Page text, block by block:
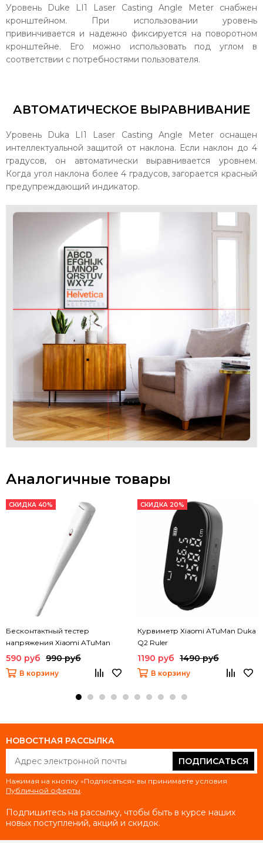
Уровень Duke LI1 Laser Casting Angle Meter снабжен
кронштейном. При использовании уровень
привинчивается и надежно фиксируется на поворотном
кронштейне. Его можно использовать под углом в
соответствии с потребностями пользователя.
АВТОМАТИЧЕСКОЕ ВЫРАВНИВАНИЕ
Уровень Duka LI1 Laser Casting Angle Meter оснащен
интеллектуальной защитой от наклона. Если наклон до 4
градусов, он автоматически выравнивается уровнем.
Когда угол наклона более 4 градусов, загорается красный
предупреждающий индикатор.
Аналогичные товары
СКИДКА 40%
Бесконтактный тестер
напряжения Xiaomi ATuMan
Duka EM1
590 руб 990 руб
В корзину
СКИДКА 20%
Курвиметр Xiaomi ATuMan Duka
Q2 Ruler
1190 руб 1490 руб
В корзину
НОВОСТНАЯ РАССЫЛКА
ПОДПИСАТЬСЯ
Нажимая на кнопку «Подписаться» вы принимаете условия
Публичной оферты
Подпишитесь на рассылку, чтобы быть в курсе наших
новых поступлений, акций и скидок.